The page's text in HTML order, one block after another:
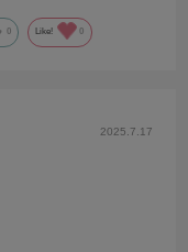
0 Like! 0
2025.7.17